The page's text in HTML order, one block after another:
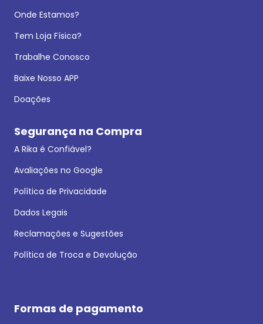
Onde Estamos?
Tem Loja Física?
Trabalhe Conosco
Baixe Nosso APP
Doações
Segurança na Compra
A Rika é Confiável?
Avaliações no Google
Política de Privacidade
Dados Legais
Reclamações e Sugestões
Política de Troca e Devolução
Formas de pagamento